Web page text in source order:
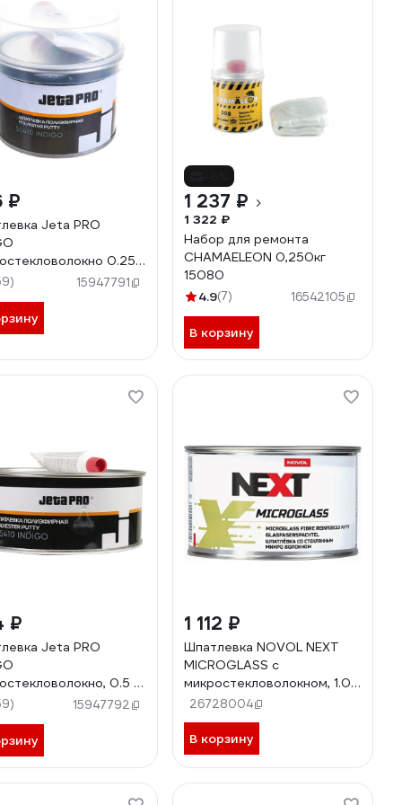
₽
Jeta PRO
0.25
0,25
15947791
1 237 ₽
1 322 ₽
Набор для ремонта
CHAMAELEON 0,250кг
15080
4.9(7) 16542105
В корзину
₽
Jeta PRO
0.5 кг
0,5
15947792
1 112 ₽
Шпатлевка NOVOL NEXT
MICROGLASS с
микростекловолокном, 1.0
кг X976572998 90916
26728004
В корзину